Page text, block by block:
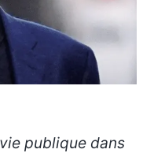
publique dans